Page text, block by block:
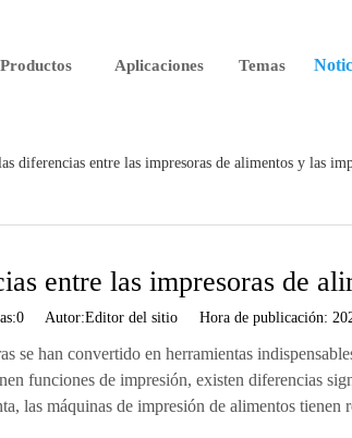
Productos Aplicaciones Temas
diferencias entre las impresoras de alimentos y las
entre las impresoras de
0Autor:Editor del sitio Hora de publicación:
se han convertido en herramientas
funciones de impresión, existen diferencias
las máquinas de impresión de alimentos tienen